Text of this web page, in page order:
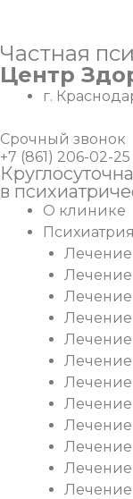
к
содержимому
Частная
Центр
г.
Срочный звонок
+7 (861) 206-02-25
в
О клинике
Психиатрия
Лечение
Лечение
Лечение
Лечение
Лечение
Лечение
Лечение
Лечение